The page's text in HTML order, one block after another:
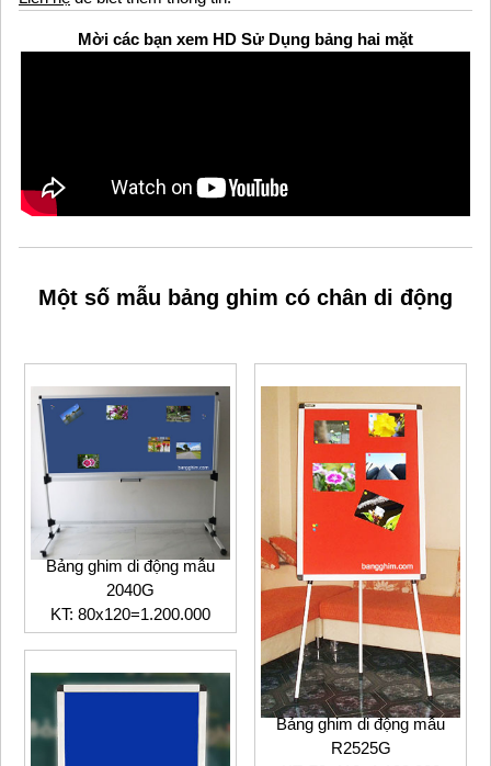
Mời các bạn xem HD Sử Dụng bảng hai mặt
Một số mẫu bảng ghim có chân di động
Bảng ghim di động mẫu
2040G
KT: 80x120=1.200.000
Bảng ghim di động mẫu
R2525G